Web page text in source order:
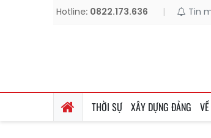
Hotline: 0822.173.636 | Tin
THỜI SỰ XÂY DỰNG ĐẢNG